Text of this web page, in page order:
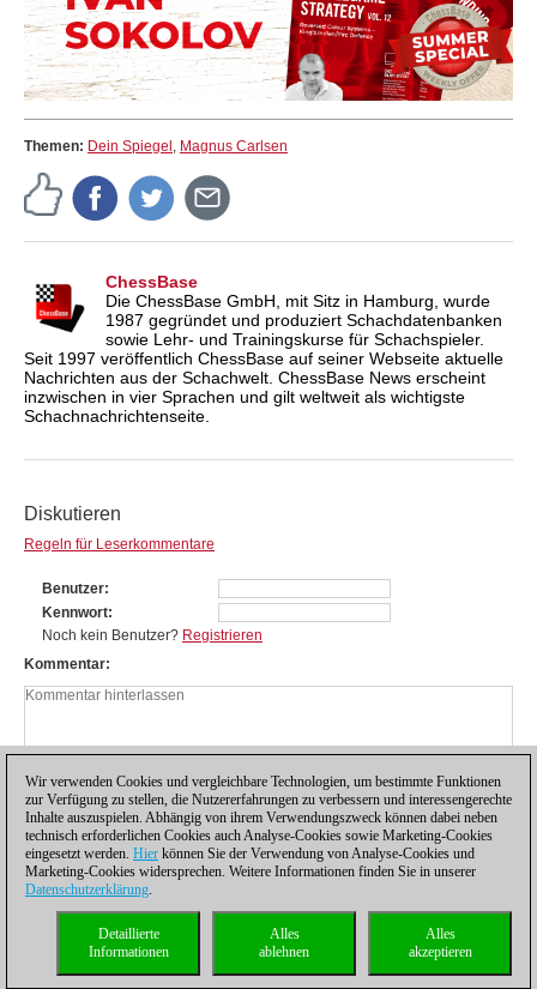
Themen: Dein Spiegel , Magnus Carlsen
ChessBase
Die ChessBase GmbH, mit Sitz in Hamburg, wurde
1987 gegründet und produziert Schachdatenbanken
sowie Lehr- und Trainingskurse für Schachspieler.
Seit 1997 veröffentlich ChessBase auf seiner Webseite aktuelle
Nachrichten aus der Schachwelt. ChessBase News erscheint
inzwischen in vier Sprachen und gilt weltweit als wichtigste
Schachnachrichtenseite.
Diskutieren
Regeln für Leserkommentare
Benutzer
Kennwort
Noch kein Benutzer? Registrieren
Kommentar
Datenschutzhinweis| Kontakt| |Lizenzen
Compliance Hotline|
coldest news
Wir verwenden Cookies und vergleichbare Technologien, um bestimmte Funktionen
zur Verfügung zu stellen, die Nutzererfahrungen zu verbessern und interessengerechte
Inhalte auszuspielen. Abhängig von ihrem Verwendungszweck können dabei neben
technisch erforderlichen Cookies auch Analyse-Cookies sowie Marketing-Cookies
eingesetzt werden. Hier können Sie der Verwendung von Analyse-Cookies und
Marketing-Cookies widersprechen. Weitere Informationen finden Sie in unserer
Datenschutzerklärung.
Alles
akzeptieren
Alles
ablehnen
Detaillierte
Informationen